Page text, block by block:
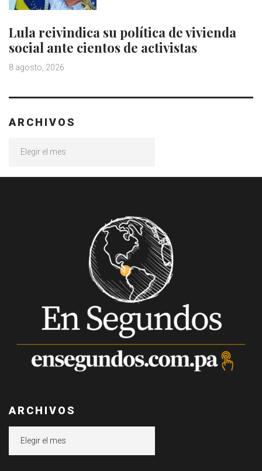
Lula reivindica su política de vivienda
social ante cientos de activistas
8 agosto, 2026
ARCHIVOS
ARCHIVOS